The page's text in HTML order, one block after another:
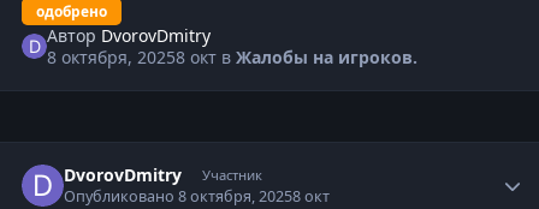
одобрено
Автор DvorovDmitry
8 октября, 20258 окт вЖалобы на игроков.
DvorovDmitry Участник
Опубликовано8 октября, 20258 окт